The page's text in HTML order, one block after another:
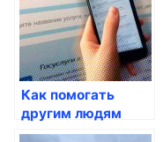
Как помогать
другим людям
через госуслуги